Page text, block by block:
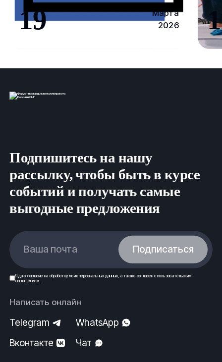
19
Марта
2026
Подпишитесь на нашу
рассылку, чтобы быть в курсе
событий и получать самые
выгодные предложения
Ваша почта Подписаться
Я даю согласие на обработку моих персональных данных , а также согласен спользовательским
соглашением.
Написать онлайн
Telegram
WhatsApp
Вконтакте
Чат